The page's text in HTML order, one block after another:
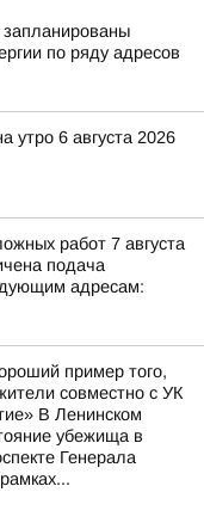
по ряду адресов
утро 6 августа 2026
работ 7 августа
подача
адресам:
пример того,
совместно с УК
В Ленинском
убежища в
Генерала